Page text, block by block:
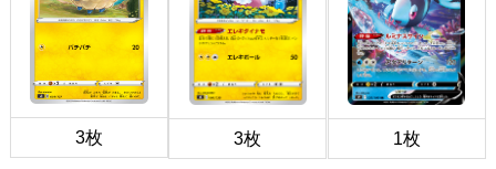
3枚 3枚 1枚